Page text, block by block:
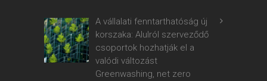
A vállalati fenntarthatóság új
korszaka: Alulról szerveződő
csoportok hozhatják el a
valódi változást
Greenwashing, net zero